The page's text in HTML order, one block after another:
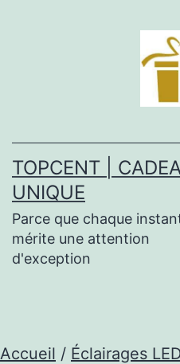
TOPCENT |
UNIQUE
Parce que chaque
mérite une attention
d'exception
Accueil / Éclairages